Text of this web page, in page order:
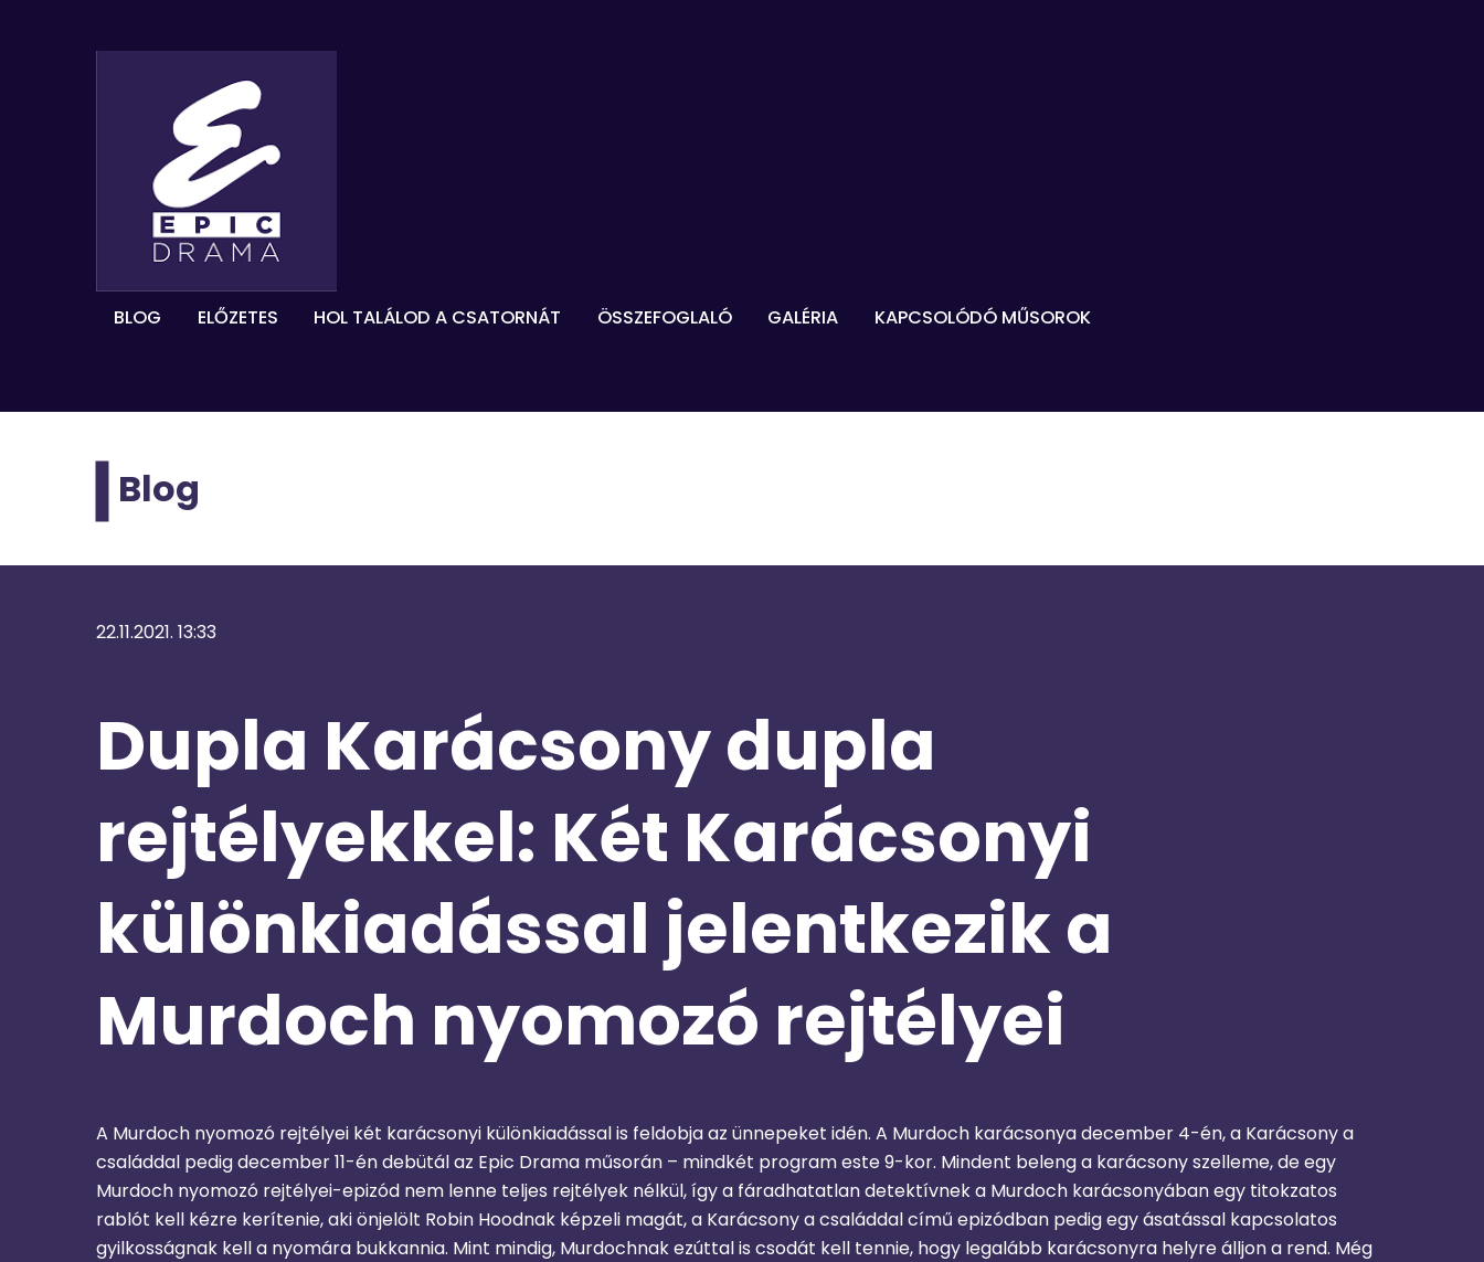
BLOG ELŐZETES HOL TALÁLOD A CSATORNÁT ÖSSZEFOGLALÓ GALÉRIA KAPCSOLÓDÓ MŰSOROK
Blog
22.11.2021. 13:33
Dupla Karácsony dupla
rejtélyekkel: Két Karácsonyi
különkiadással jelentkezik a
Murdoch nyomozó rejtélyei
A Murdoch nyomozó rejtélyei két karácsonyi különkiadással is feldobja az ünnepeket idén. A Murdoch karácsonya december 4-én, a Karácsony a
családdal pedig december 11-én debütál az Epic Drama műsorán – mindkét program este 9-kor. Mindent beleng a karácsony szelleme, de egy
Murdoch nyomozó rejtélyei-epizód nem lenne teljes rejtélyek nélkül, így a fáradhatatlan detektívnek a Murdoch karácsonyában egy titokzatos
rablót kell kézre kerítenie, aki önjelölt Robin Hoodnak képzeli magát, a Karácsony a családdal című epizódban pedig egy ásatással kapcsolatos
gyilkosságnak kell a nyomára bukkannia. Mint mindig, Murdochnak ezúttal is csodát kell tennie, hogy legalább karácsonyra helyre álljon a rend. Még